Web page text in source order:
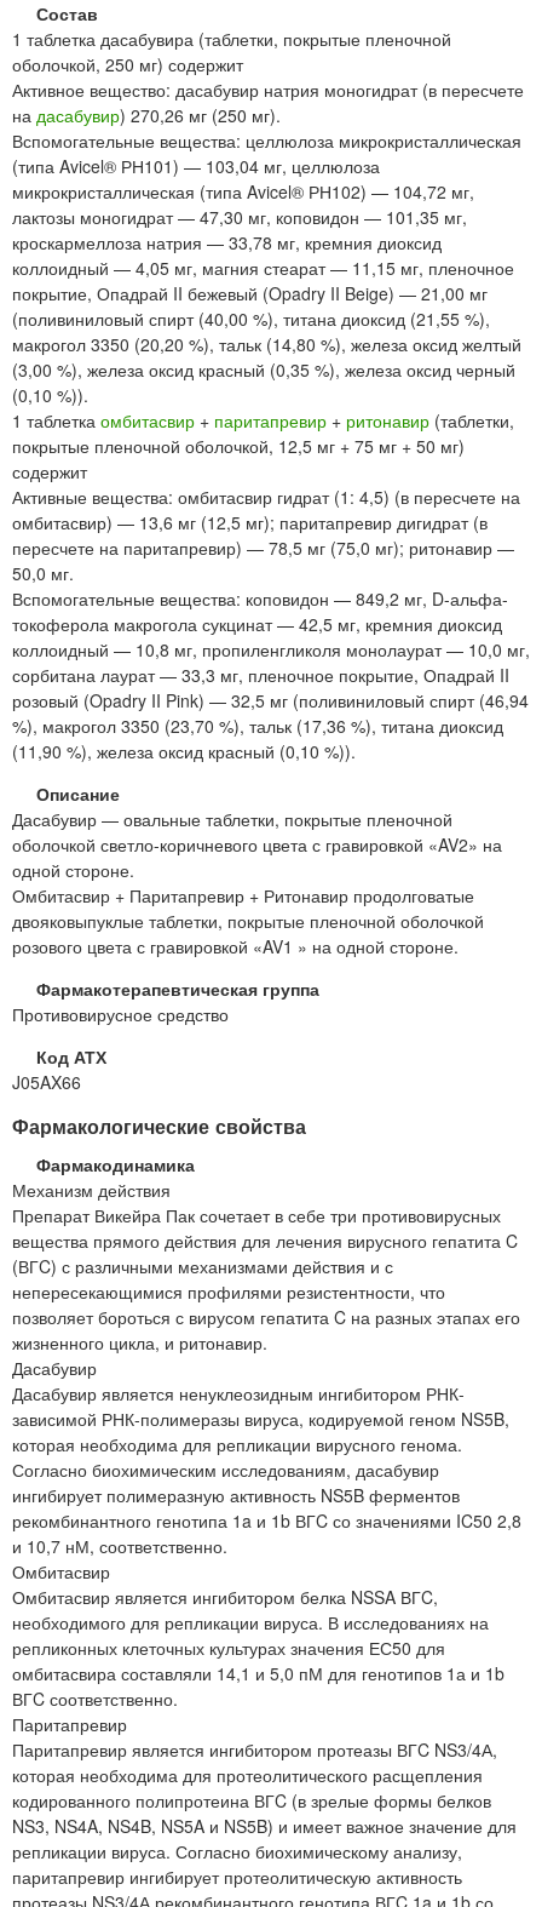
Состав
1 таблетка дасабувира (таблетки, покрытые пленочной
оболочкой, 250 мг) содержит
Активное вещество: дасабувир натрия моногидрат (в пересчете
на дасабувир) 270,26 мг (250 мг).
Вспомогательные вещества: целлюлоза микрокристаллическая
(типа Avicel® РН101) — 103,04 мг, целлюлоза
микрокристаллическая (типа Avicel® РН102) — 104,72 мг,
лактозы моногидрат — 47,30 мг, коповидон — 101,35 мг,
кроскармеллоза натрия — 33,78 мг, кремния диоксид
коллоидный — 4,05 мг, магния стеарат — 11,15 мг, пленочное
покрытие, Опадрай II бежевый (Opadry II Beige) — 21,00 мг
(поливиниловый спирт (40,00 %), титана диоксид (21,55 %),
макрогол 3350 (20,20 %), тальк (14,80 %), железа оксид желтый
(3,00 %), железа оксид красный (0,35 %), железа оксид черный
(0,10 %)).
1 таблетка омбитасвир + паритапревир + ритонавир (таблетки,
покрытые пленочной оболочкой, 12,5 мг + 75 мг + 50 мг)
содержит
Активные вещества: омбитасвир гидрат (1: 4,5) (в пересчете на
омбитасвир) — 13,6 мг (12,5 мг); паритапревир дигидрат (в
пересчете на паритапревир) — 78,5 мг (75,0 мг); ритонавир —
50,0 мг.
Вспомогательные вещества: коповидон — 849,2 мг, D-альфа-
токоферола макрогола сукцинат — 42,5 мг, кремния диоксид
коллоидный — 10,8 мг, пропиленгликоля монолаурат — 10,0 мг,
сорбитана лаурат — 33,3 мг, пленочное покрытие, Опадрай II
розовый (Opadry II Pink) — 32,5 мг (поливиниловый спирт (46,94
%), макрогол 3350 (23,70 %), тальк (17,36 %), титана диоксид
(11,90 %), железа оксид красный (0,10 %)).
Описание
Дасабувир — овальные таблетки, покрытые пленочной
оболочкой светло-коричневого цвета с гравировкой «AV2» на
одной стороне.
Омбитасвир + Паритапревир + Ритонавир продолговатые
двояковыпуклые таблетки, покрытые пленочной оболочкой
розового цвета с гравировкой «AV1 » на одной стороне.
Фармакотерапевтическая группа
Противовирусное средство
Код АТХ
J05AX66
Фармакологические свойства
Фармакодинамика
Механизм действия
Препарат Викейра Пак сочетает в себе три противовирусных
вещества прямого действия для лечения вирусного гепатита C
(ВГC) с различными механизмами действия и с
непересекающимися профилями резистентности, что
позволяет бороться с вирусом гепатита C на разных этапах его
жизненного цикла, и ритонавир.
Дасабувир
Дасабувир является ненуклеозидным ингибитором РНК-
зависимой РНК-полимеразы вируса, кодируемой геном NS5B,
которая необходима для репликации вирусного генома.
Согласно биохимическим исследованиям, дасабувир
ингибирует полимеразную активность NS5B ферментов
рекомбинантного генотипа 1a и 1b ВГC со значениями IC50 2,8
и 10,7 нМ, соответственно.
Омбитасвир
Омбитасвир является ингибитором белка NSSA ВГC,
необходимого для репликации вируса. В исследованиях на
репликонных клеточных культурах значения ЕС50 для
омбитасвира составляли 14,1 и 5,0 пМ для генотипов 1а и 1b
ВГC соответственно.
Паритапревир
Паритапревир является ингибитором протеазы ВГC NS3/4А,
которая необходима для протеолитического расщепления
кодированного полипротеина ВГC (в зрелые формы белков
NS3, NS4A, NS4B, NS5A и NS5B) и имеет важное значение для
репликации вируса. Согласно биохимическому анализу,
паритапревир ингибирует протеолитическую активность
протеазы NS3/4А рекомбинантного генотипа ВГC 1a и 1b со